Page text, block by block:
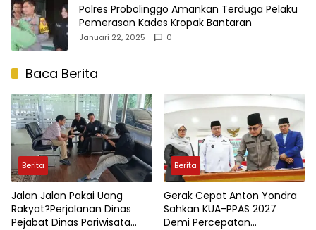
Polres Probolinggo Amankan Terduga Pelaku
Pemerasan Kades Kropak Bantaran
Januari 22, 2025 0
Baca Berita
Berita
Jalan Jalan Pakai Uang
Rakyat?Perjalanan Dinas
Pejabat Dinas Pariwisata
Berita
Gerak Cepat Anton Yondra
Sahkan KUA-PPAS 2027
Demi Percepatan